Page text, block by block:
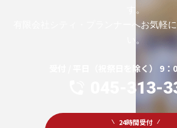
す。
有限会社シティ・プランナーへお気軽
い。
受付 / 平日（祝祭日を除く） 9
045-313-
24時間受付